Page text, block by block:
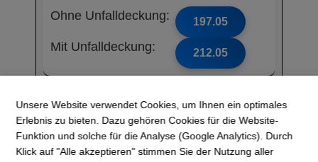
Ohne Unfalldeckung: 197.05
Mit Unfalldeckung: 212.05
Unsere Website verwendet Cookies, um Ihnen ein optimales
Erlebnis zu bieten. Dazu gehören Cookies für die Website-
Funktion und solche für die Analyse (Google Analytics). Durch
Klick auf "Alle akzeptieren" stimmen Sie der Nutzung aller